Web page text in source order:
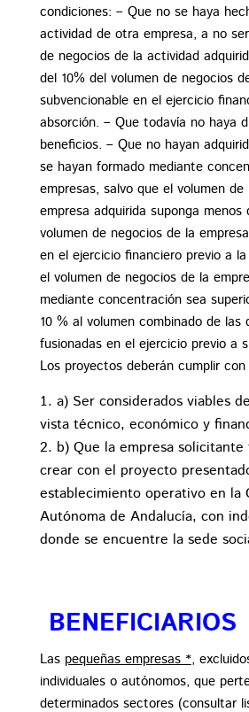
condiciones: – Que no se haya
actividad de otra empresa, a no
de negocios de la actividad
del 10% del volumen de negocios
subvencionable en el ejercicio
absorción. – Que todavía no haya
beneficios. – Que no hayan
se hayan formado mediante
empresas, salvo que el volumen
empresa adquirida suponga menos
volumen de negocios de la
en el ejercicio financiero previo a
el volumen de negocios de la
mediante concentración sea
10 % al volumen combinado de las
fusionadas en el ejercicio previo a
Los proyectos deberán cumplir
a) Ser considerados viables
vista técnico, económico y
b) Que la empresa
crear con el proyecto
establecimiento operativo en la
Autónoma de Andalucía, con
donde se encuentre la sede
BENEFICIARIOS
Las pequeñas empresas *,
individuales o autónomos, que
determinados sectores (consultar